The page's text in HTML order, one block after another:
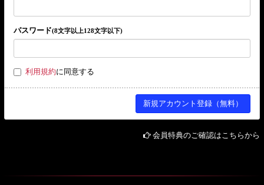
パスワード(8文字以上128文字以下)
利用規約に同意する
会員特典のご確認はこちらから